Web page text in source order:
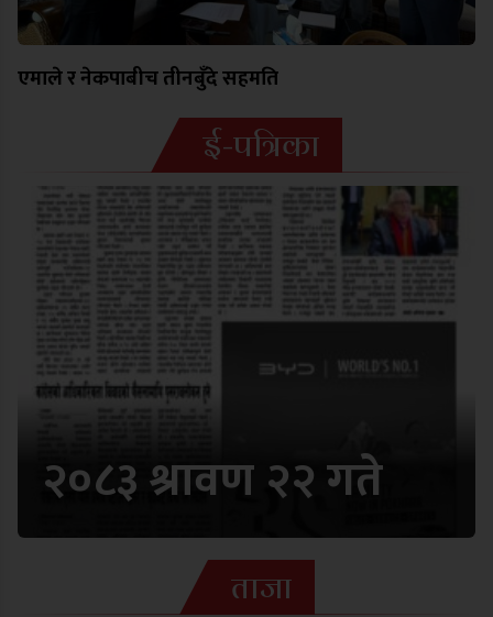
एमाले र नेकपाबीच तीनबुँदे सहमति
ई-पत्रिका
२०८३ श्रावण २२ गते
ताजा